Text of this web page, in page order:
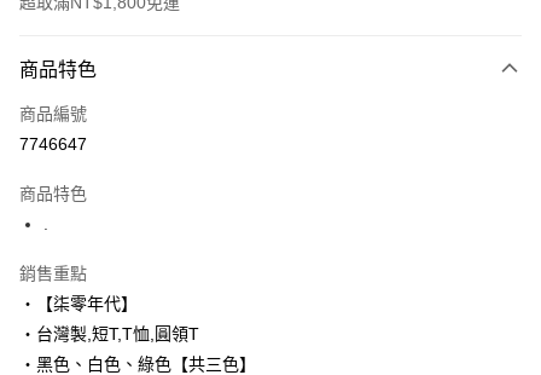
信用卡一次付款
超商取貨付款
街口支付
悠遊付
Google Pay
商品特色
商品編號
7746647
商品特色
銷售重點
‧【柒零年代】
‧台灣製,短T,T恤,圓領T
‧黑色、白色、綠色【共三色】